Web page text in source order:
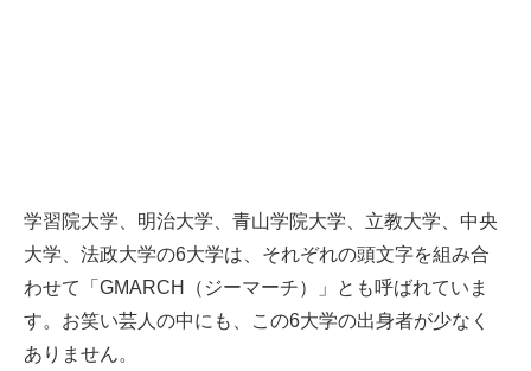
学習院大学、明治大学、青山学院大学、立教大学、中央
大学、法政大学の6大学は、それぞれの頭文字を組み合
わせて「GMARCH（ジーマーチ）」とも呼ばれていま
す。お笑い芸人の中にも、この6大学の出身者が少なく
ありません。